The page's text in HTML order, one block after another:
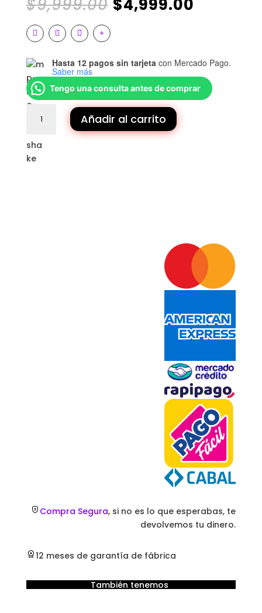
$9,999.00
precio
$9,999.00.
$4,999.00
Hasta 12 pagos sin tarjeta con Mercado Pago.
Saber más
Tengo una consulta antes de comprar
Envolturas
para
cantidad
Añadir al carrito
Compra Segura, si no es lo que esperabas, te
devolvemos tu dinero.
12 meses de garantía de fábrica
También tenemos